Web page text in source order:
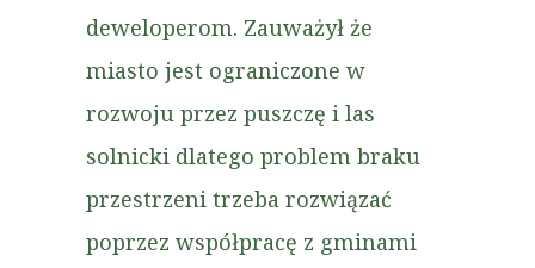
deweloperom. Zauważył że
miasto jest ograniczone w
rozwoju przez puszczę i las
solnicki dlatego problem braku
przestrzeni trzeba rozwiązać
poprzez współpracę z gminami